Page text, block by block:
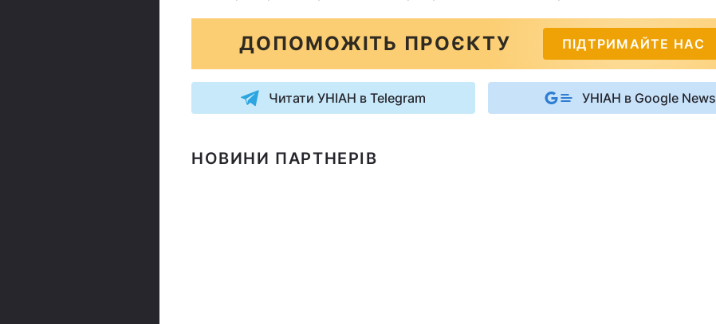
ДОПОМОЖІТЬ ПРОЄКТУ ПІДТРИМАЙТЕ НАС
Читати УНІАН в Telegram УНІАН в Google News
НОВИНИ ПАРТНЕРІВ